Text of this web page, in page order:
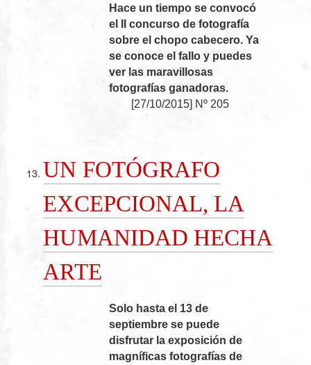
Hace un tiempo se convocó
el II concurso de fotografía
sobre el chopo cabecero. Ya
se conoce el fallo y puedes
ver las maravillosas
fotografías ganadoras.
[27/10/2015 Nº 205
UN FOTÓGRAFO
EXCEPCIONAL, LA
HUMANIDAD HECHA
ARTE
Solo hasta el 13 de
septiembre se puede
disfrutar la exposición de
magníficas fotografías de